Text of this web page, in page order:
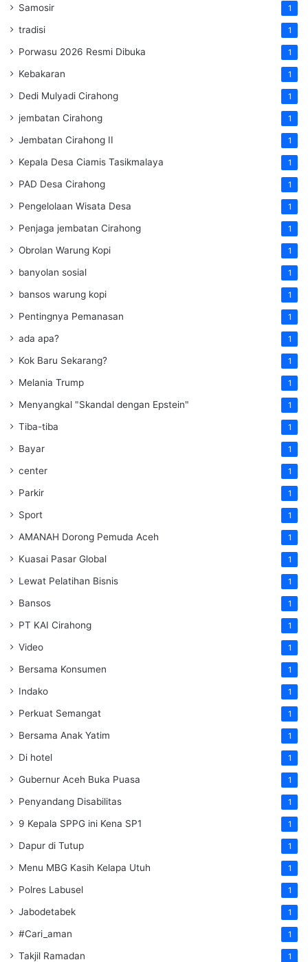
Samosir 1
tradisi 1
Porwasu 2026 Resmi Dibuka 1
Kebakaran 1
Dedi Mulyadi Cirahong 1
jembatan Cirahong 1
Jembatan Cirahong II 1
Kepala Desa Ciamis Tasikmalaya 1
PAD Desa Cirahong 1
Pengelolaan Wisata Desa 1
Penjaga jembatan Cirahong 1
Obrolan Warung Kopi 1
banyolan sosial 1
bansos warung kopi 1
Pentingnya Pemanasan 1
ada apa? 1
Kok Baru Sekarang? 1
Melania Trump 1
Menyangkal "Skandal dengan Epstein" 1
Tiba-tiba 1
Bayar 1
center 1
Parkir 1
Sport 1
AMANAH Dorong Pemuda Aceh 1
Kuasai Pasar Global 1
Lewat Pelatihan Bisnis 1
Bansos 1
PT KAI Cirahong 1
Video 1
Bersama Konsumen 1
Indako 1
Perkuat Semangat 1
Bersama Anak Yatim 1
Di hotel 1
Gubernur Aceh Buka Puasa 1
Penyandang Disabilitas 1
9 Kepala SPPG ini Kena SP1 1
Dapur di Tutup 1
Menu MBG Kasih Kelapa Utuh 1
Polres Labusel 1
Jabodetabek 1
#Cari_aman 1
Takjil Ramadan 1